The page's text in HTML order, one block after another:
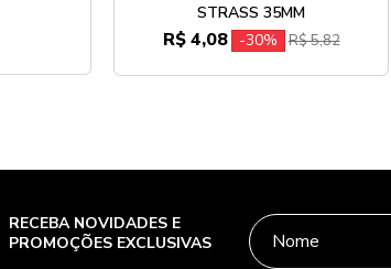
STRASS 35MM
R$ 4,08 -30% R$ 5,82
RECEBA NOVIDADES E
PROMOÇÕES EXCLUSIVAS